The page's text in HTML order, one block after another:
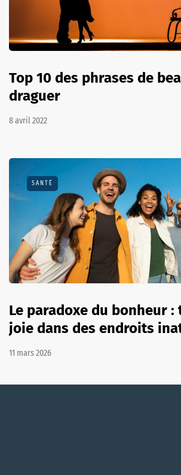
Top 10 des phrases de
draguer
8 avril 2022
SANTÉ
Le paradoxe du bonheur
joie dans des endroits
11 mars 2026